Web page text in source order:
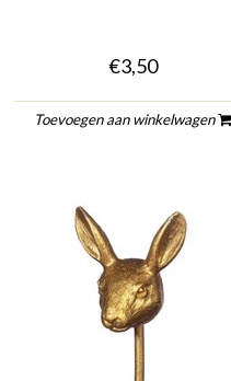
€3,50
Toevoegen aan winkelwagen